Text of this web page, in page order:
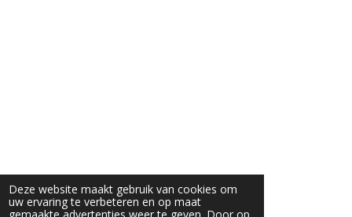
Deze website maakt gebruik van cookies om
uw ervaring te verbeteren en op maat